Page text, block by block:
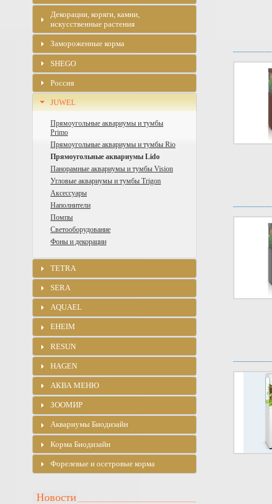
Декорации, коряги, камни,
искусственные растения
Замороженные корма
SHEGO
Россия
JUWEL
Прямоугольные аквариумы и тумбы
Primo
Прямоугольные аквариумы и тумбы Rio
Прямоугольные аквариумы Lido
Панорамные аквариумы и тумбы Vision
Угловые аквариумы и тумбы Trigon
Аксессуары
Наполнители
Помпы
Светооборудование
Фоны и декорации
TETRA
SERA
AQUAEL
EHEIM
RESUN
HAGEN
АКВА МЕНЮ
ЗООМИР
Аквариумы Биодизайн
Корма Биодизайн
Форелевые и осетровые корма
Новости